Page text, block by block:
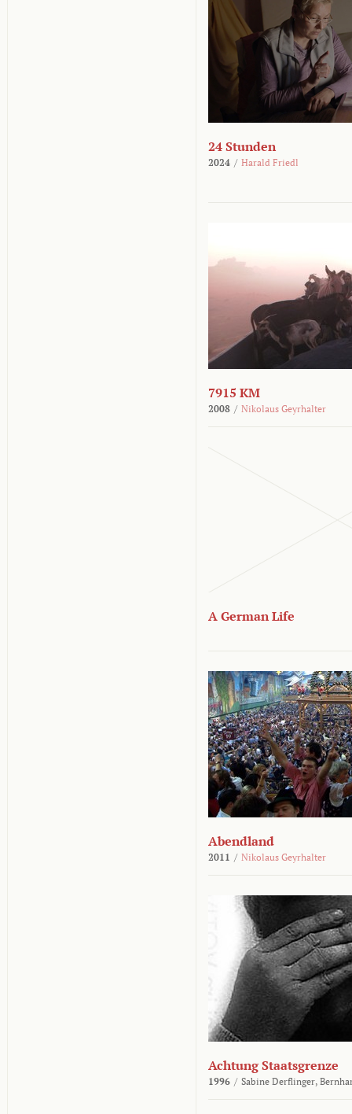
24 Stunden
2024 / Harald Friedl
7915 KM
2008 / Nikolaus Geyrhalter
A German Life
Abendland
2011 / Nikolaus Geyrhalter
Achtung Staatsgrenze
1996 / Sabine Derflinger,